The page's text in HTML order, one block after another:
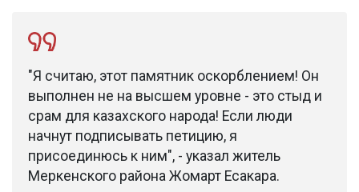
"Я считаю, этот памятник оскорблением! Он
выполнен не на высшем уровне - это стыд и
срам для казахского народа! Если люди
начнут подписывать петицию, я
присоединюсь к ним", - указал житель
Меркенского района Жомарт Есакара.